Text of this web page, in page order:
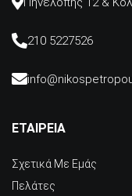
210 5227526
ΕΤΑΙΡΕΙΑ
Σχετικά Με Εμάς
Πελάτες